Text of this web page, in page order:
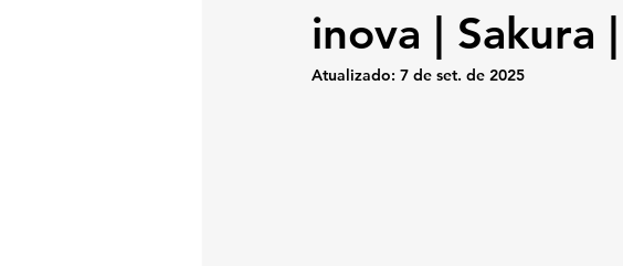
inova | Sakura
Atualizado: 7 de set. de 2025